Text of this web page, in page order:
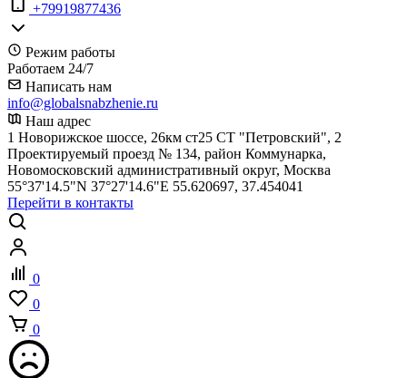
+79919877436
Режим работы
Работаем 24/7
Написать нам
info@globalsnabzhenie.ru
Наш адрес
1 Новорижское шоссе, 26км ст25 СТ "Петровский", 2
Проектируемый проезд № 134, район Коммунарка,
Новомосковский административный округ, Москва
55°37'14.5"N 37°27'14.6"E 55.620697, 37.454041
Перейти в контакты
0
0
0